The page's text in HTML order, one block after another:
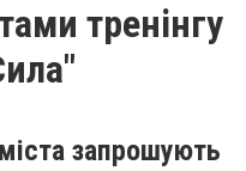
тренінгу
запрошують